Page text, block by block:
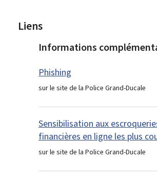
Liens
Informations
Phishing
sur le site de la Police Grand-Ducale
Sensibilisation aux
financières en ligne les plus
sur le site de la Police Grand-Ducale